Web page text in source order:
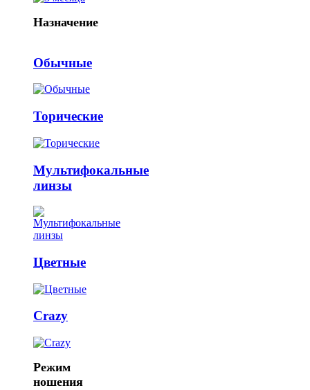
Назначение
Обычные
Торические
Мультифокальные
линзы
Цветные
Crazy
Режим
ношения